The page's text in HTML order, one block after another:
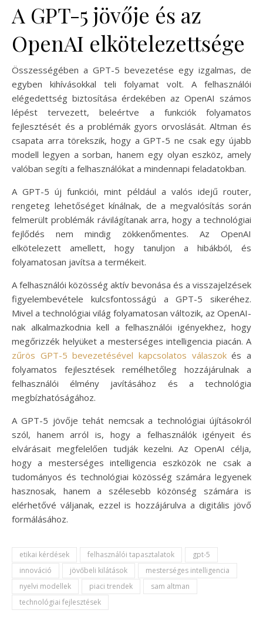
A GPT-5 jövője és az
OpenAI elkötelezettsége
Összességében a GPT-5 bevezetése egy izgalmas, de
egyben kihívásokkal teli folyamat volt. A felhasználói
elégedettség biztosítása érdekében az OpenAI számos
lépést tervezett, beleértve a funkciók folyamatos
fejlesztését és a problémák gyors orvoslását. Altman és
csapata arra törekszik, hogy a GPT-5 ne csak egy újabb
modell legyen a sorban, hanem egy olyan eszköz, amely
valóban segíti a felhasználókat a mindennapi feladatokban.
A GPT-5 új funkciói, mint például a valós idejű router,
rengeteg lehetőséget kínálnak, de a megvalósítás során
felmerült problémák rávilágítanak arra, hogy a technológiai
fejlődés nem mindig zökkenőmentes. Az OpenAI
elkötelezett amellett, hogy tanuljon a hibákból, és
folyamatosan javítsa a termékeit.
A felhasználói közösség aktív bevonása és a visszajelzések
figyelembevétele kulcsfontosságú a GPT-5 sikeréhez.
Mivel a technológiai világ folyamatosan változik, az OpenAI-
nak alkalmazkodnia kell a felhasználói igényekhez, hogy
megőrizzék helyüket a mesterséges intelligencia piacán. A
zűrös GPT-5 bevezetésével kapcsolatos válaszokés a
folyamatos fejlesztések remélhetőleg hozzájárulnak a
felhasználói élmény javításához és a technológia
megbízhatóságához.
A GPT-5 jövője tehát nemcsak a technológiai újításokról
szól, hanem arról is, hogy a felhasználók igényeit és
elvárásait megfelelően tudják kezelni. Az OpenAI célja,
hogy a mesterséges intelligencia eszközök ne csak a
tudományos és technológiai közösség számára legyenek
hasznosak, hanem a szélesebb közönség számára is
elérhetővé váljanak, ezzel is hozzájárulva a digitális jövő
formálásához.
etikai kérdések felhasználói tapasztalatok
gpt-5
innováció
jövőbeli kilátások
mesterséges intelligencia
nyelvi modellek
piaci trendek
sam altman
technológiai fejlesztések